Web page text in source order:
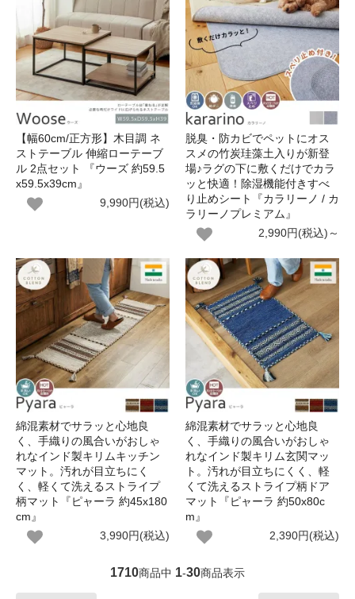
【幅60cm/正方形】木目調 ネ
ストテーブル 伸縮ローテーブ
ル 2点セット 『ウーズ 約59.5
x59.5x39cm』
9,990円(税込)
脱臭・防カビでペットにオス
スメの竹炭珪藻土入りが新登
場♪ラグの下に敷くだけでカラ
ッと快適！除湿機能付きすべ
り止めシート『カラリーノ / カ
ラリーノプレミアム』
2,990円(税込)～
綿混素材でサラッと心地良
く、手織りの風合いがおしゃ
れなインド製キリムキッチン
マット。汚れが目立ちにく
く、軽くて洗えるストライプ
柄マット『ピャーラ 約45x180
cm』
3,990円(税込)
綿混素材でサラッと心地良
く、手織りの風合いがおしゃ
れなインド製キリム玄関マッ
ト。汚れが目立ちにくく、軽
くて洗えるストライプ柄ドア
マット『ピャーラ 約50x80c
m』
2,390円(税込)
1710商品中 1-30商品表示